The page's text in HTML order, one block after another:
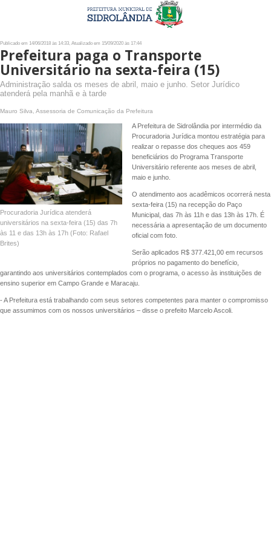
Publicado em 14/06/2018 às 14:33, Atualizado em 15/09/2020 às 17:44
Prefeitura paga o Transporte
Universitário na sexta-feira (15)
Administração salda os meses de abril, maio e junho. Setor Jurídico
atenderá pela manhã e à tarde
Mauro Silva, Assessoria de Comunicação da Prefeitura
Procuradoria Jurídica atenderá
universitários na sexta-feira (15) das 7h
às 11 e das 13h às 17h (Foto: Rafael
Brites)
A Prefeitura de Sidrolândia por intermédio da
Procuradoria Jurídica montou estratégia para
realizar o repasse dos cheques aos 459
beneficiários do Programa Transporte
Universitário referente aos meses de abril,
maio e junho.
O atendimento aos acadêmicos ocorrerá nesta
sexta-feira (15) na recepção do Paço
Municipal, das 7h às 11h e das 13h às 17h. É
necessária a apresentação de um documento
oficial com foto.
Serão aplicados R$ 377.421,00 em recursos
próprios no pagamento do benefício,
garantindo aos universitários contemplados com o programa, o acesso às instituições de
ensino superior em Campo Grande e Maracaju.
- A Prefeitura está trabalhando com seus setores competentes para manter o compromisso
que assumimos com os nossos universitários – disse o prefeito Marcelo Ascoli.